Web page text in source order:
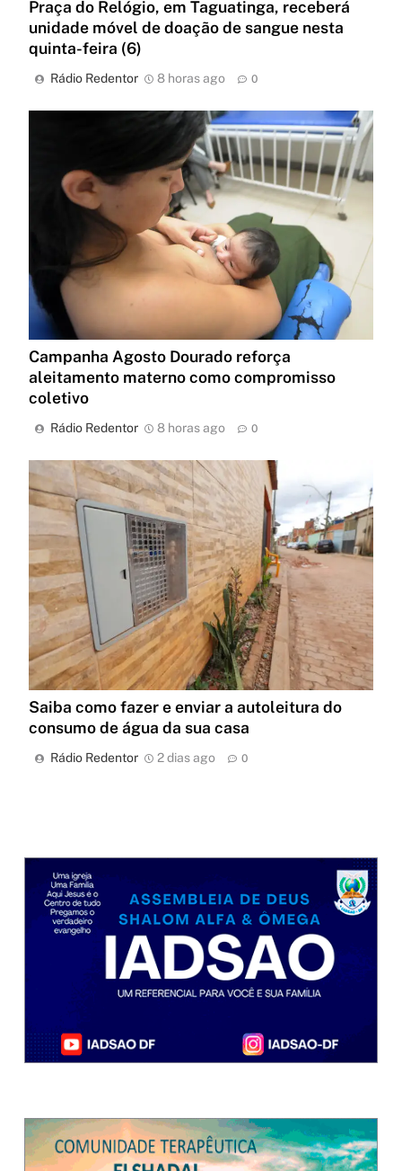
Praça do Relógio, em Taguatinga, receberá
unidade móvel de doação de sangue nesta
quinta-feira (6)
Rádio Redentor 8 horas ago 0
Campanha Agosto Dourado reforça
aleitamento materno como compromisso
coletivo
Rádio Redentor 8 horas ago 0
Saiba como fazer e enviar a autoleitura do
consumo de água da sua casa
Rádio Redentor 2 dias ago 0